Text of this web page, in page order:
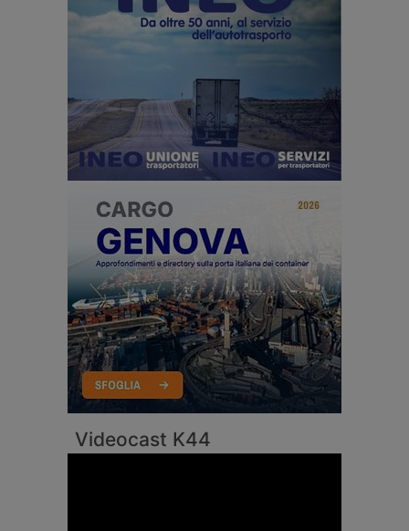
Videocast K44